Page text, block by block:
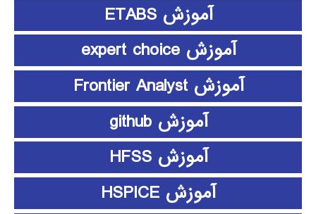
آموزش ETABS
آموزش expert choice
آموزش Frontier Analyst
آموزش github
آموزش HFSS
آموزش HSPICE